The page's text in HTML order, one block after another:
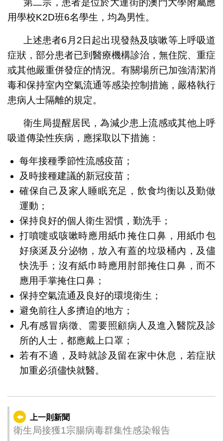
第二宗，患者是位於大連街的澳門大學附屬應
用學校K2D班6名學生，均為男性。
上述患者6月2日起出現發熱及咳嗽等上呼吸道
症狀，部分患者已到醫療機構診治，無住院、重症
或其他嚴重併發症的情況。有關場所已加強清潔消
毒和保持室內空氣流通等感染控制措施，嚴格執行
患病人士隔離的規定。
衛生局提醒居民，為減少患上流感或其他上呼
吸道傳染性疾病，應採取以下措施：
每年接種季節性流感疫苗；
及時接種建議的新冠疫苗；
確保自己及家人睡眠充足，飲食均衡以及勤做
運動；
保持良好的個人衛生習慣，勤洗手；
打噴嚏或咳嗽時應用紙巾掩住口鼻，用紙巾包
好痰涎及分泌物，放入有蓋的垃圾桶內，及儘
快洗手；沒有紙巾時應用肘部掩住口鼻，而不
應用手掌掩住口鼻；
保持空氣流通及良好的環境衛生；
避免前往人多擠迫的地方；
凡有感冒病徵、需要照顧病人及進入醫院及診
所的人士，都應戴上口罩；
若有不適，及時就診及留在家中休息，若症狀
加重必須儘快就醫。
上一則新聞
衛生局接獲1宗腸病毒群集性感染報告